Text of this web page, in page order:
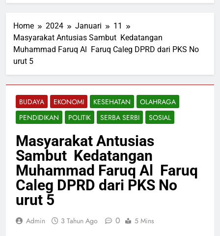
Home 2024 Januari
11
Masyarakat Antusias Sambut Kedatangan
Muhammad Faruq Al Faruq Caleg DPRD dari PKS No
urut 5
BUDAYA EKONOMI KESEHATAN
OLAHRAGA
PENDIDIKAN
POLITIK SERBA SERBI SOSIAL
Masyarakat Antusias
Sambut Kedatangan
Muhammad Faruq Al Faruq
Caleg DPRD dari PKS No
urut 5
Admin 3 Tahun Ago 0 5 Mins